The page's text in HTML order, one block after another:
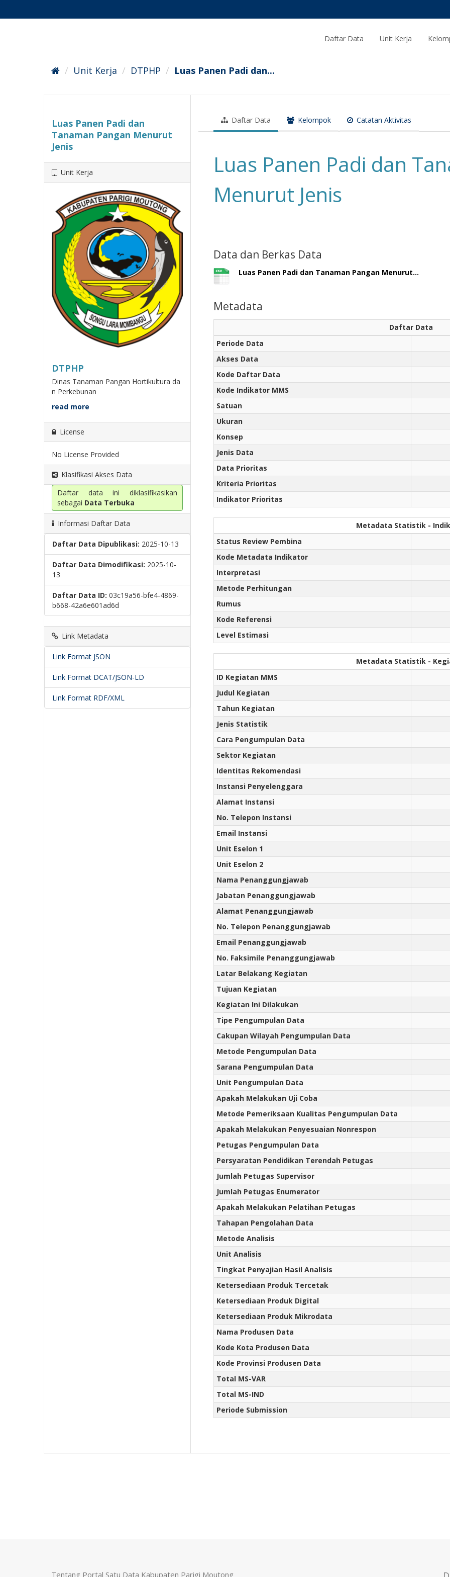
Daftar Data Unit Kerja
Unit Kerja DTPHP Luas Panen Padi dan...
Luas Panen Padi dan
Tanaman Pangan Menurut
Jenis
Unit Kerja
DTPHP
Dinas Tanaman Pangan Hortikultura da
n Perkebunan
read more
License
No License Provided
Klasifikasi Akses Data
Daftar data ini diklasifikasikan
sebagai Data Terbuka
Informasi Daftar Data
Daftar Data Dipublikasi: 2025-10-13
Daftar Data Dimodifikasi: 2025-10-
13
Daftar Data ID: 03c19a56-bfe4-4869-
b668-42a6e601ad6d
Link Metadata
Link Format JSON
Link Format DCAT/JSON-LD
Link Format RDF/XML
Daftar Data Kelompok Catatan Aktivitas
Luas Panen Padi dan
Menurut Jenis
Data dan Berkas Data
Luas Panen Padi dan Tanaman Pangan Menurut...
Metadata
Daftar Data
Periode Data
Akses Data
Kode Daftar Data
Kode Indikator MMS
Satuan
Ukuran
Konsep
Jenis Data
Data Prioritas
Kriteria Prioritas
Indikator Prioritas
Metadata Statistik -
Status Review Pembina
Kode Metadata Indikator
Interpretasi
Metode Perhitungan
Rumus
Kode Referensi
Level Estimasi
Metadata Statistik -
ID Kegiatan MMS
Judul Kegiatan
Tahun Kegiatan
Jenis Statistik
Cara Pengumpulan Data
Sektor Kegiatan
Identitas Rekomendasi
Instansi Penyelenggara
Alamat Instansi
No. Telepon Instansi
Email Instansi
Unit Eselon 1
Unit Eselon 2
Nama Penanggungjawab
Jabatan Penanggungjawab
Alamat Penanggungjawab
No. Telepon Penanggungjawab
Email Penanggungjawab
No. Faksimile Penanggungjawab
Latar Belakang Kegiatan
Tujuan Kegiatan
Kegiatan Ini Dilakukan
Tipe Pengumpulan Data
Cakupan Wilayah Pengumpulan Data
Metode Pengumpulan Data
Sarana Pengumpulan Data
Unit Pengumpulan Data
Apakah Melakukan Uji Coba
Metode Pemeriksaan Kualitas Pengumpulan Data
Apakah Melakukan Penyesuaian Nonrespon
Petugas Pengumpulan Data
Persyaratan Pendidikan Terendah Petugas
Jumlah Petugas Supervisor
Jumlah Petugas Enumerator
Apakah Melakukan Pelatihan Petugas
Tahapan Pengolahan Data
Metode Analisis
Unit Analisis
Tingkat Penyajian Hasil Analisis
Ketersediaan Produk Tercetak
Ketersediaan Produk Digital
Ketersediaan Produk Mikrodata
Nama Produsen Data
Kode Kota Produsen Data
Kode Provinsi Produsen Data
Total MS-VAR
Total MS-IND
Periode Submission
Tentang Portal Satu Data Kabupaten Parigi Moutong